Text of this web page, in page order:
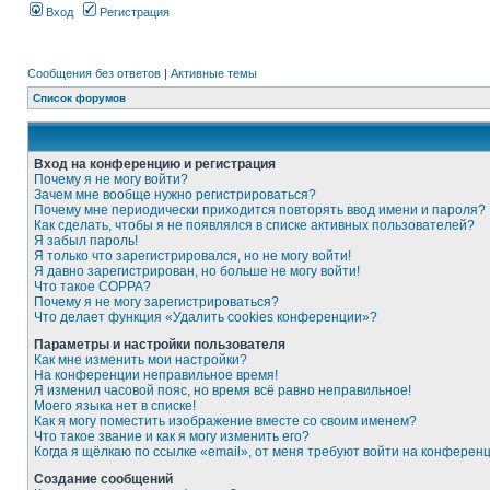
Вход Регистрация
Сообщения без ответов | Активные темы
Список форумов
Вход на конференцию и регистрация
Почему я не могу войти?
Зачем мне вообще нужно регистрироваться?
Почему мне периодически приходится повторять ввод имени и пароля?
Как сделать, чтобы я не появлялся в списке активных пользователей?
Я забыл пароль!
Я только что зарегистрировался, но не могу войти!
Я давно зарегистрирован, но больше не могу войти!
Что такое COPPA?
Почему я не могу зарегистрироваться?
Что делает функция «Удалить cookies конференции»?
Параметры и настройки пользователя
Как мне изменить мои настройки?
На конференции неправильное время!
Я изменил часовой пояс, но время всё равно неправильное!
Моего языка нет в списке!
Как я могу поместить изображение вместе со своим именем?
Что такое звание и как я могу изменить его?
Когда я щёлкаю по ссылке «email», от меня требуют войти на
Создание сообщений